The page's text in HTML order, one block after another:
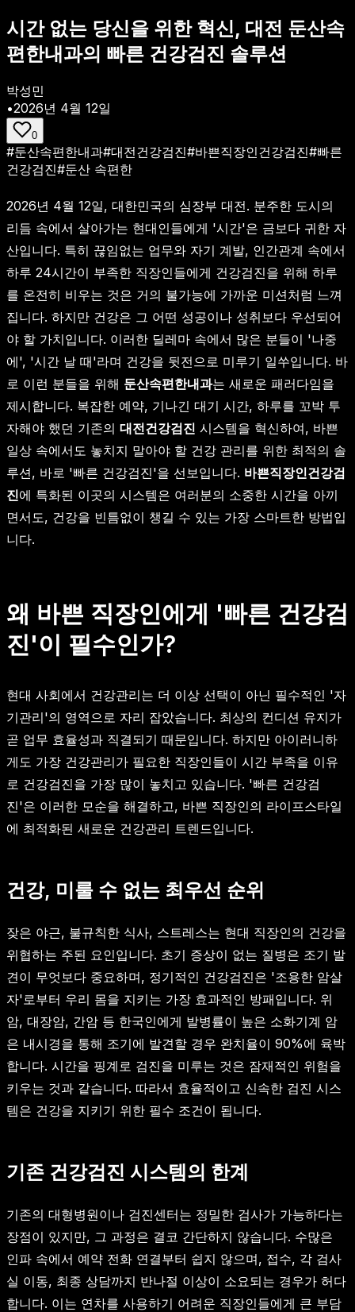
시간 없는 당신을 위한 혁신, 대전 둔산속
편한내과의 빠른 건강검진 솔루션
박성민
•2026년 4월 12일
0
#둔산속편한내과#대전건강검진#바쁜직장인건강검진#빠른
건강검진#둔산 속편한
2026년 4월 12일, 대한민국의 심장부 대전. 분주한 도시의
리듬 속에서 살아가는 현대인들에게 '시간'은 금보다 귀한 자
산입니다. 특히 끊임없는 업무와 자기 계발, 인간관계 속에서
하루 24시간이 부족한 직장인들에게 건강검진을 위해 하루
를 온전히 비우는 것은 거의 불가능에 가까운 미션처럼 느껴
집니다. 하지만 건강은 그 어떤 성공이나 성취보다 우선되어
야 할 가치입니다. 이러한 딜레마 속에서 많은 분들이 '나중
에', '시간 날 때'라며 건강을 뒷전으로 미루기 일쑤입니다. 바
로 이런 분들을 위해 둔산속편한내과는 새로운 패러다임을
제시합니다. 복잡한 예약, 기나긴 대기 시간, 하루를 꼬박 투
자해야 했던 기존의 대전건강검진 시스템을 혁신하여, 바쁜
일상 속에서도 놓치지 말아야 할 건강 관리를 위한 최적의 솔
루션, 바로 '빠른 건강검진'을 선보입니다. 바쁜직장인건강검
진에 특화된 이곳의 시스템은 여러분의 소중한 시간을 아끼
면서도, 건강을 빈틈없이 챙길 수 있는 가장 스마트한 방법입
니다.
왜 바쁜 직장인에게 '빠른 건강검
진'이 필수인가?
현대 사회에서 건강관리는 더 이상 선택이 아닌 필수적인 '자
기관리'의 영역으로 자리 잡았습니다. 최상의 컨디션 유지가
곧 업무 효율성과 직결되기 때문입니다. 하지만 아이러니하
게도 가장 건강관리가 필요한 직장인들이 시간 부족을 이유
로 건강검진을 가장 많이 놓치고 있습니다. '빠른 건강검
진'은 이러한 모순을 해결하고, 바쁜 직장인의 라이프스타일
에 최적화된 새로운 건강관리 트렌드입니다.
건강, 미룰 수 없는 최우선 순위
잦은 야근, 불규칙한 식사, 스트레스는 현대 직장인의 건강을
위협하는 주된 요인입니다. 초기 증상이 없는 질병은 조기 발
견이 무엇보다 중요하며, 정기적인 건강검진은 '조용한 암살
자'로부터 우리 몸을 지키는 가장 효과적인 방패입니다. 위
암, 대장암, 간암 등 한국인에게 발병률이 높은 소화기계 암
은 내시경을 통해 조기에 발견할 경우 완치율이 90%에 육박
합니다. 시간을 핑계로 검진을 미루는 것은 잠재적인 위험을
키우는 것과 같습니다. 따라서 효율적이고 신속한 검진 시스
템은 건강을 지키기 위한 필수 조건이 됩니다.
기존 건강검진 시스템의 한계
기존의 대형병원이나 검진센터는 정밀한 검사가 가능하다는
장점이 있지만, 그 과정은 결코 간단하지 않습니다. 수많은
인파 속에서 예약 전화 연결부터 쉽지 않으며, 접수, 각 검사
실 이동, 최종 상담까지 반나절 이상이 소요되는 경우가 허다
합니다. 이는 연차를 사용하기 어려운 직장인들에게 큰 부담